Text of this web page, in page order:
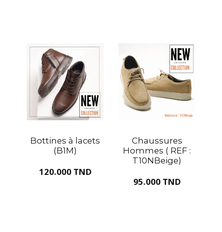
Bottines à lacets
(B1M)
120.000 TND
Chaussures
Hommes ( REF :
T10NBeige)
95.000 TND